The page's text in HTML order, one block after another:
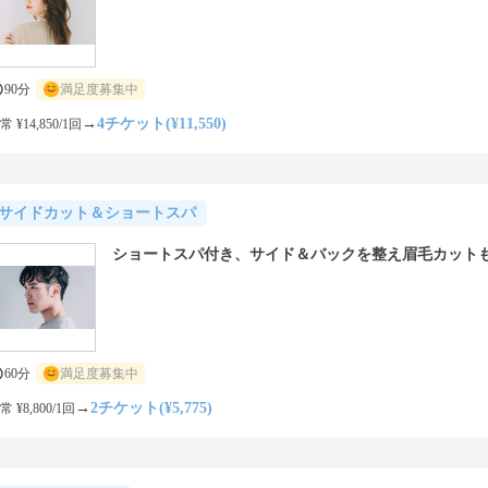
90分 満足度募集中
¥14,850/1回 → 4チケット(¥11,550)
イドカット＆ショートスパ
ショートスパ付き、サイド＆バックを整え眉毛カット
60分 満足度募集中
¥8,800/1回 → 2チケット(¥5,775)